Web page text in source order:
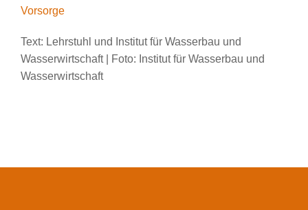
Vorsorge
Text: Lehrstuhl und Institut für Wasserbau und
Wasserwirtschaft | Foto: Institut für Wasserbau und
Wasserwirtschaft